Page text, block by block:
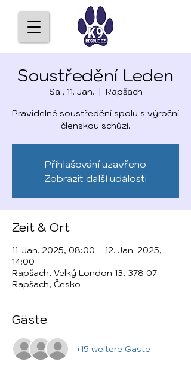
Soustředění Leden
Sa., 11. Jan.
  |
Rapšach
Pravidelné soustředění spolu s výroční
členskou schůzí.
Přihlašování uzavřeno
Zobrazit další události
Zeit & Ort
11. Jan. 2025, 08:00 – 12. Jan. 2025,
14:00
Rapšach, Velký London 13, 378 07
Rapšach, Česko
Gäste
+15 weitere Gäste